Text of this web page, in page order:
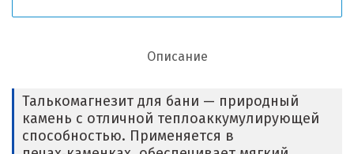
Описание
Талькомагнезит для бани — природный
камень с отличной теплоаккумулирующей
способностью. Применяется в